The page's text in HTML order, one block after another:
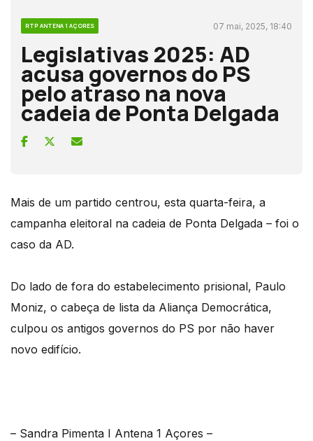
RTP ANTENA 1 AÇORES 07 mai, 2025, 18:40
Legislativas 2025: AD
acusa governos do PS
pelo atraso na nova
cadeia de Ponta Delgada
Mais de um partido centrou, esta quarta-feira, a
campanha eleitoral na cadeia de Ponta Delgada – foi o
caso da AD.
Do lado de fora do estabelecimento prisional, Paulo
Moniz, o cabeça de lista da Aliança Democrática,
culpou os antigos governos do PS por não haver
novo edifício.
– Sandra Pimenta I Antena 1 Açores –